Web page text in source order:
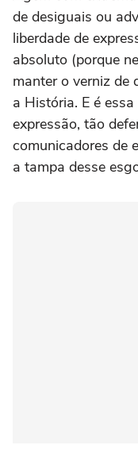
de desiguais ou
liberdade de
absoluto (porque
manter o verniz de
a História. E é
expressão, tão
comunicadores de
a tampa desse